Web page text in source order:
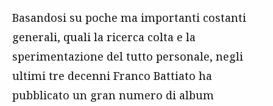
Basandosi su poche ma importanti costanti
generali, quali la ricerca colta e la
sperimentazione del tutto personale, negli
ultimi tre decenni Franco Battiato ha
pubblicato un gran numero di album